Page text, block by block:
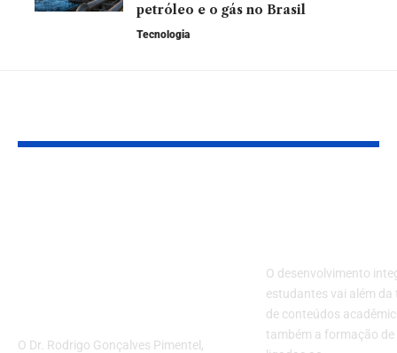
petróleo e o gás no Brasil
Tecnologia
O Dr. Rodrigo Gonçalves Pimentel,
O desenvolvimento
estudantes vai além
de conteúdos
também a formação